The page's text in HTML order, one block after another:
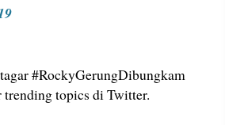
#RockyGerungDibungkam
trending topics di Twitter.